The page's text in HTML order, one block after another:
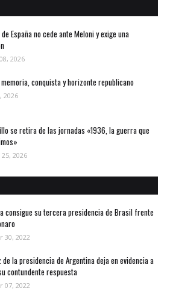
España no cede ante Meloni y exige una
2026
conquista y horizonte republicano
2026
se retira de las jornadas «1936, la guerra que
2026
consigue su tercera presidencia de Brasil frente
30, 2022
de la presidencia de Argentina deja en evidencia a
contundente respuesta
07, 2022